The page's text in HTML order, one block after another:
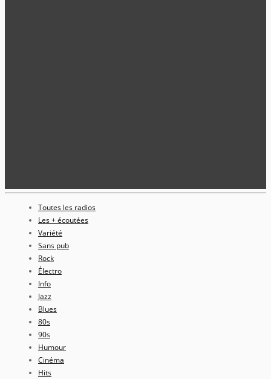
Toutes les radios
Les + écoutées
Variété
Sans pub
Rock
Électro
Info
Jazz
Blues
80s
90s
Humour
Cinéma
Hits